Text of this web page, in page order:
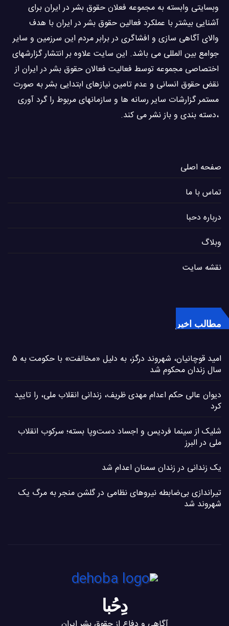
وبسايتى وابسته به مجموعه فعلان حقوق بشر در ایران برای
آشنایی بيشتر با عملکرد فعالین حقوق بشر در ایران با هدف
والاى آگاهى سازی و افشاگرى در برابر مردم این سرزمین و ساير
جوامع بین المللى می باشد. این سایت علاوه بر انتشار گزارشهای
اختصاصی مجموعه توسط فعاليت فعالان حقوق بشر در ایران از
نقض حقوق انسانی و عدم تامین نیازهای ابتدایی بشر به صورت
مستمر گزارشات سایر رسانه ها و سازمانهای مربوط را گرد آوری
،دسته بندی و باز نشر می كند.
صفحه اصلی
تماس با ما
درباره دحبا
وبلاگ
نقشه سایت
مطالب اخیر
امید قوچانیان، شهروند درگز، به دلیل «مخالفت» با حکومت به ۵
سال زندان محکوم شد
دیوان عالی حکم اعدام مهدی ظریف، زندانی انقلاب ملی، را تایید
کرد
شلیک از سینما فردیس و اجساد دست‌وپا بسته؛ سرکوب انقلاب
ملی در البرز
یک زندانی در زندان سمنان اعدام شد
تیراندازی بی‌ضابطه نیروهای نظامی در گلشن منجر به مرگ یک
شهروند شد
دِحُبا